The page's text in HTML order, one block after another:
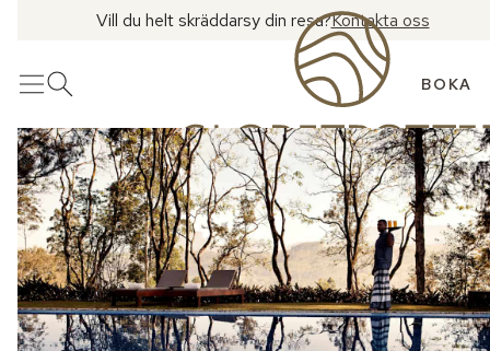
Vill du helt skräddarsy din resa?Kontakta oss
MenyÖppna sök BOKA
Se fler bilder